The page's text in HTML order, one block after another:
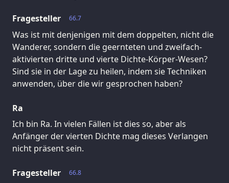
66.7
Fragesteller
Was ist mit denjenigen mit dem doppelten, nicht die
Wanderer, sondern die geernteten und zweifach-
aktivierten dritte und vierte Dichte-Körper-Wesen?
Sind sie in der Lage zu heilen, indem sie Techniken
anwenden, über die wir gesprochen haben?
Ra
Ich bin Ra. In vielen Fällen ist dies so, aber als
Anfänger der vierten Dichte mag dieses Verlangen
nicht präsent sein.
66.8
Fragesteller